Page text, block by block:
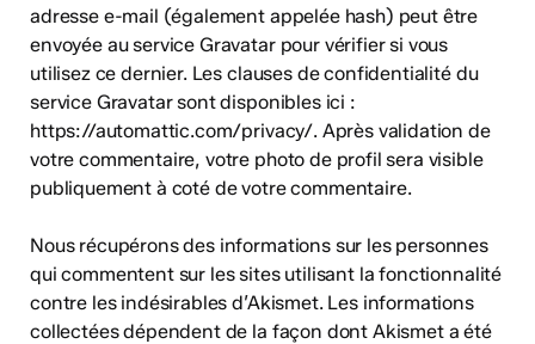
adresse e-mail (également appelée hash) peut être
envoyée au service Gravatar pour vérifier si vous
utilisez ce dernier. Les clauses de confidentialité du
service Gravatar sont disponibles ici :
https://automattic.com/privacy/. Après validation de
votre commentaire, votre photo de profil sera visible
publiquement à coté de votre commentaire.
Nous récupérons des informations sur les personnes
qui commentent sur les sites utilisant la fonctionnalité
contre les indésirables d’Akismet. Les informations
collectées dépendent de la façon dont Akismet a été